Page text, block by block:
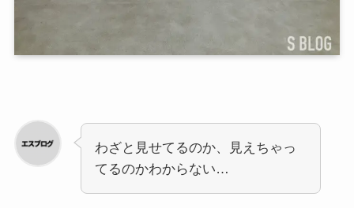
わざと見せてるのか、見えちゃっ
てるのかわからない…